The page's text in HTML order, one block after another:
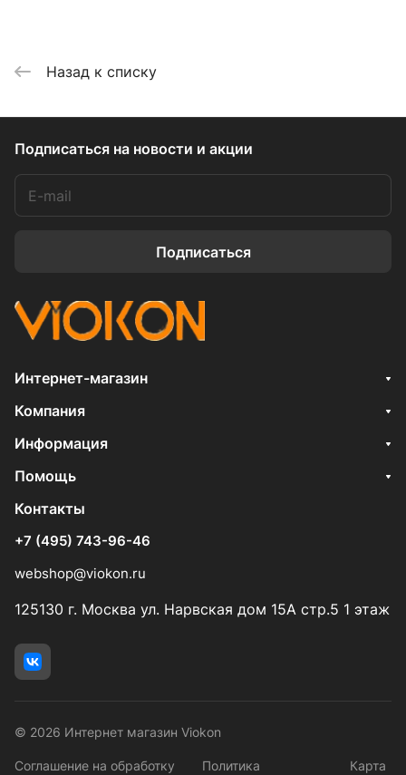
Назад к списку
Подписаться на новости и акции
Подписаться
Интернет-магазин
Компания
Информация
Помощь
Контакты
+7 (495) 743-96-46
webshop@viokon.ru
125130 г. Москва ул. Нарвская дом 15А стр.5 1 этаж
© 2026 Интернет магазин Viokon
Соглашение на обработку Политика Карта